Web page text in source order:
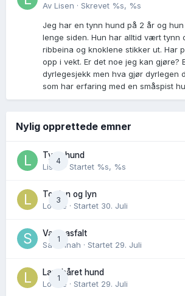
Av Lisen · Skrevet %s, %s
Jeg har en tynn hund på 2 år og
lenge siden. Hun har alltid vært tynn
ribbeina og knoklene stikker ut. Har
opp i vekt. Er det noe jeg kan gjøre?
dyrlegesjekk men hva gjør dyrlegen
som har erfaring med en småspist
Nylig opprettede emner
4
Tynn hund
Lisen
· Startet %s, %s
3
Torden og lyn
Lovise · Startet 30. Juli
1
Varm asfalt
Savannah · Startet 29. Juli
1
Langhåret hund
Lovise · Startet 29. Juli